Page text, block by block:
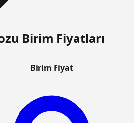
Birim Fiyatları
Birim Fiyat